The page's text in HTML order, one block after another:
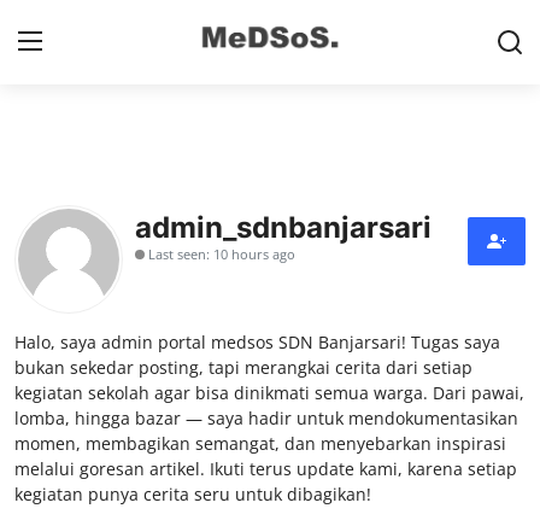
Contact
SMP
Video SMP
Video SD
Galeri Dispendikbud Sidoarjo
admin_sdnbanjarsari
Last seen: 10 hours ago
Halo, saya admin portal medsos SDN Banjarsari! Tugas saya
bukan sekedar posting, tapi merangkai cerita dari setiap
kegiatan sekolah agar bisa dinikmati semua warga. Dari pawai,
lomba, hingga bazar — saya hadir untuk mendokumentasikan
momen, membagikan semangat, dan menyebarkan inspirasi
melalui goresan artikel. Ikuti terus update kami, karena setiap
kegiatan punya cerita seru untuk dibagikan!